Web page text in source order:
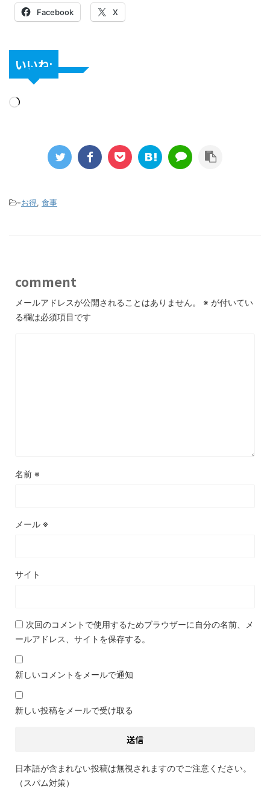
Facebook X
いいね:
-お得, 食事
comment
メールアドレスが公開されることはありません。 ※ が付いてい
る欄は必須項目です
名前 ※
メール ※
サイト
次回のコメントで使用するためブラウザーに自分の名前、メ
ールアドレス、サイトを保存する。
新しいコメントをメールで通知
新しい投稿をメールで受け取る
日本語が含まれない投稿は無視されますのでご注意ください。
（スパム対策）